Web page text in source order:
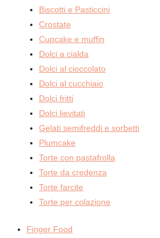
Biscotti e Pasticcini
Crostate
Cupcake e muffin
Dolci a cialda
Dolci al cioccolato
Dolci al cucchiaio
Dolci fritti
Dolci lievitati
Gelati semifreddi e sorbetti
Plumcake
Torte con pastafrolla
Torte da credenza
Torte farcite
Torte per colazione
Finger Food